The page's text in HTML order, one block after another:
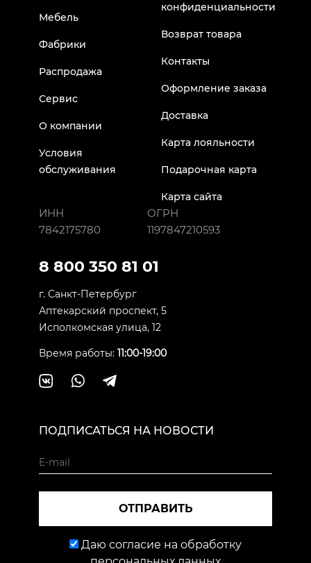
Мебель
Фабрики
Распродажа
Сервис
О компании
Условия
обслуживания
конфиденциальности
Возврат товара
Контакты
Оформление заказа
Доставка
Карта лояльности
Подарочная карта
Карта сайта
ИНН
7842175780
ОГРН
1197847210593
8 800 350 81 01
г. Санкт-Петербург
Аптекарский проспект, 5
Исполкомская улица, 12
Время работы: 11:00-19:00
ПОДПИСАТЬСЯ НА НОВОСТИ
ОТПРАВИТЬ
Даю согласие на обработку